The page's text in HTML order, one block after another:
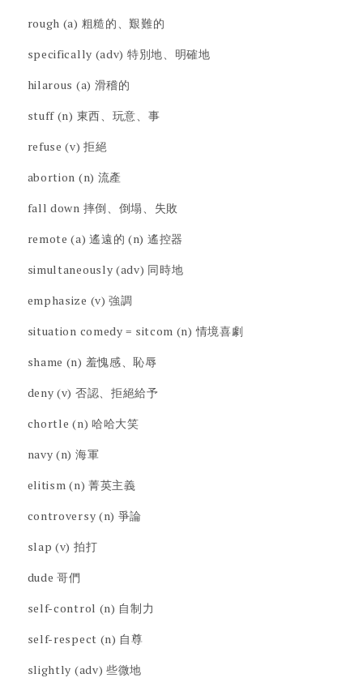
rough (a) 粗糙的、艱難的
specifically (adv) 特別地、明確地
hilarous (a) 滑稽的
stuff (n) 東西、玩意、事
refuse (v) 拒絕
abortion (n) 流產
fall down 摔倒、倒塌、失敗
remote (a) 遙遠的 (n) 遙控器
simultaneously (adv) 同時地
emphasize (v) 強調
situation comedy = sitcom (n) 情境喜劇
shame (n) 羞愧感、恥辱
deny (v) 否認、拒絕給予
chortle (n) 哈哈大笑
navy (n) 海軍
elitism (n) 菁英主義
controversy (n) 爭論
slap (v) 拍打
dude 哥們
self-control (n) 自制力
self-respect (n) 自尊
slightly (adv) 些微地